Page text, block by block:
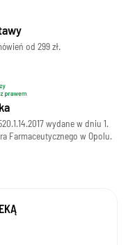
od 299 zł.
wydane w dniu 1.
Farmaceutycznego w Opolu.